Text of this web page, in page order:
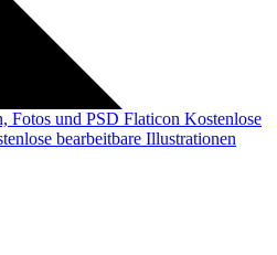
Fotos und PSD Flaticon Kostenlose
bearbeitbare Illustrationen